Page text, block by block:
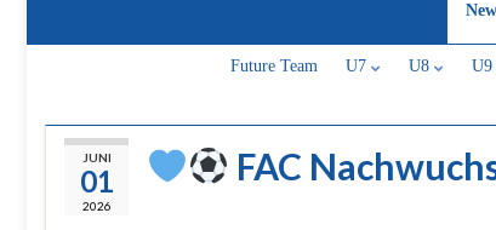
Future Team U7 U8 U9
JUNI
01
2026
FAC